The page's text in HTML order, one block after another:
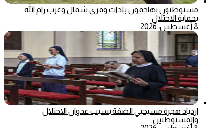
مستوطنون يهاجمون بلدات وقرى شمال وغرب رام الله
بحماية الاحتلال
8 أغسطس، 2026
ازدياد هجرة مسيحيي الضفة بسبب عدوان الاحتلال
والمستوطنين